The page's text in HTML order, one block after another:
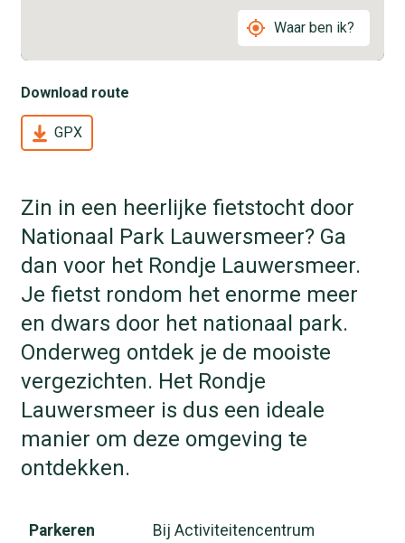
Waar ben ik?
Download route
GPX
Zin in een heerlijke fietstocht door
Nationaal Park Lauwersmeer? Ga
dan voor het Rondje Lauwersmeer.
Je fietst rondom het enorme meer
en dwars door het nationaal park.
Onderweg ontdek je de mooiste
vergezichten. Het Rondje
Lauwersmeer is dus een ideale
manier om deze omgeving te
ontdekken.
Parkeren
Bij Activiteitencentrum